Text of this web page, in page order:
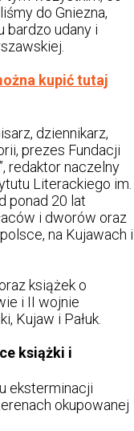
do Gniezna,
bardzo udany i
kupić tutaj
dziennikarz,
prezes Fundacji
redaktor naczelny
Literackiego im.
ponad 20 lat
i dworów oraz
na Kujawach i
książek o
i II wojnie
Kujaw i Pałuk.
książki i
eksterminacji
okupowanej